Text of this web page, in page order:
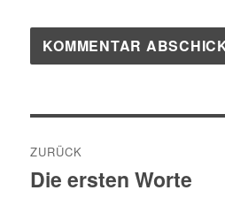
ZURÜCK
Vorheriger
Die ersten Worte